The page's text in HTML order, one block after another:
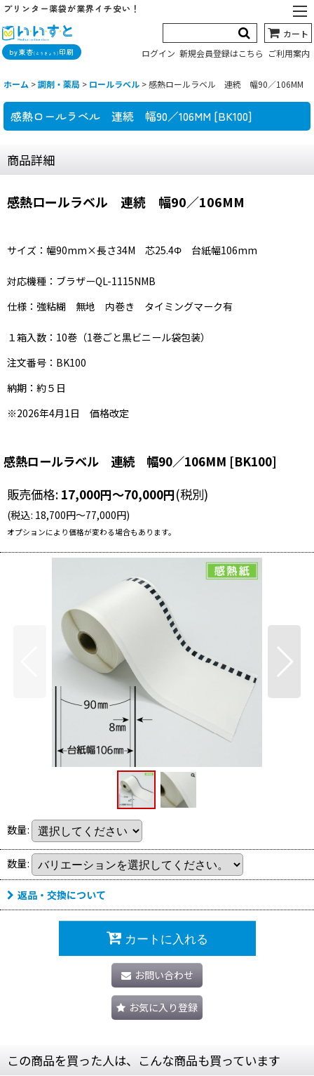
プリンター薬袋が業界イチ安い！
by東杏(とうきょう) 印刷
カート
ログイン 新規会員登録はこちら ご利用案内
ホーム >調剤・薬局 > ロールラベル >感熱ロールラベル 連続 幅90／106MM
感熱ロールラベル 連続 幅90／106MM [BK100]
商品詳細
感熱ロールラベル 連続 幅90／106MM
サイズ：幅90mm×長さ34M 芯25.4Φ 台紙幅106mm
対応機種：ブラザーQL-1115NMB
仕様：強粘糊 無地 内巻き タイミングマーク有
１箱入数：10巻（1巻ごと黒ビニール袋包装）
注文番号：BK100
納期：約５日
※2026年4月1日 価格改定
感熱ロールラベル 連続 幅90／106MM [BK100]
販売価格: 17,000円～70,000円(税別)
(税込: 18,700円～77,000円)
オプションにより価格が変わる場合もあります。
数量:
数量:
返品・交換について
カートに入れる
お問い合わせ
お気に入り登録
この商品を買った人は、こんな商品も買っています